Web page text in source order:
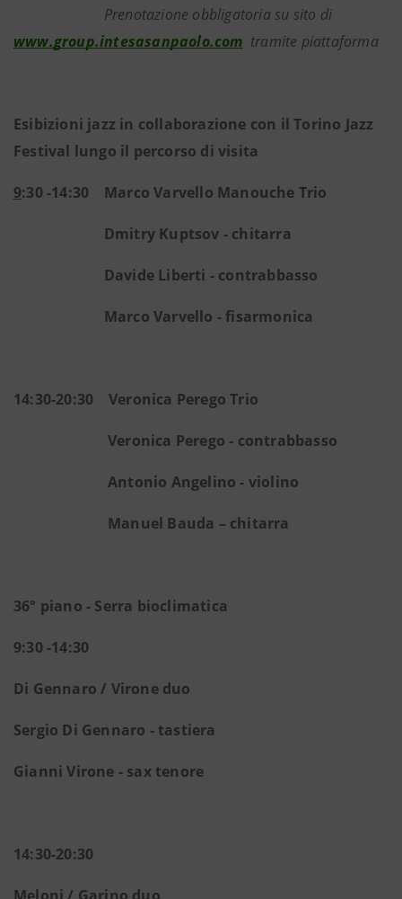
Prenotazione obbligatoria su sito di
www.group.intesasanpaolo.com tramite piattaforma
Esibizioni jazz in collaborazione con il Torino Jazz
Festival lungo il percorso di visita
9:30 -14:30 Marco Varvello Manouche Trio
Dmitry Kuptsov - chitarra
Davide Liberti - contrabbasso
Marco Varvello - fisarmonica
14:30-20:30 Veronica Perego Trio
Veronica Perego - contrabbasso
Antonio Angelino - violino
Manuel Bauda – chitarra
36° piano - Serra bioclimatica
9:30 -14:30
Di Gennaro / Virone duo
Sergio Di Gennaro - tastiera
Gianni Virone - sax tenore
14:30-20:30